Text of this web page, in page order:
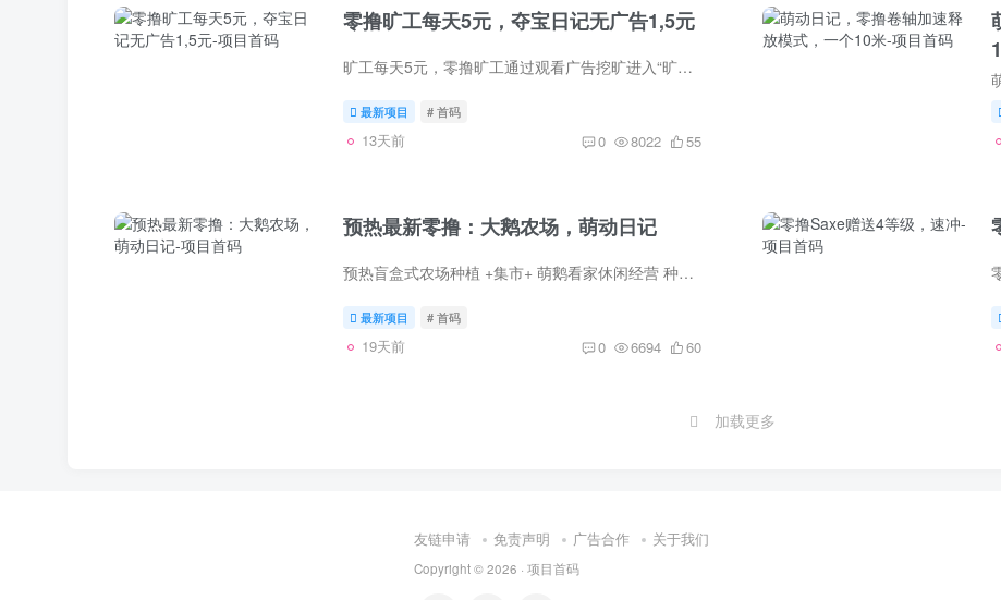
零撸旷工每天5元，夺宝日记无广告1,5元
旷工每天5元，零撸旷工通过观看广告挖旷进入“旷场”页面，选择“零撸旷场”，观看广告即可开启旷场。一天收入5元，三天累计15元操作顺序是先实名，再观看广告以下链接https://h5.yjrwl.top/#/p...
最新项目 # 首码
13天前 0 8022 55
预热最新零撸：大鹅农场，萌动日记
预热盲盒式农场种植 +集市+ 萌鹅看家休闲经营 种地 → 收果实 → 变现 → 升级 → 种更高价值的地，越往后越赚，鹅帮你看家护院萌动日记，加速模式，萌贝初始定价10元一枚上线一周后开放交易，...
最新项目 # 首码
19天前 0 6694 60
加载更多
友链申请 免责声明 广告合作 关于我们
Copyright © 2026 · 项目首码